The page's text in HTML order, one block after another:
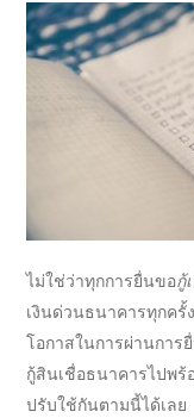
ไม่ใช่ว่าทุกการยื่นขอกู้
เงินด่วนธนาคารทุกครั้
โอกาสในการผ่านการ
กู้สินเชื่อธนาคารไปพร้
ปรับใช้กันตามนี้ได้เลย